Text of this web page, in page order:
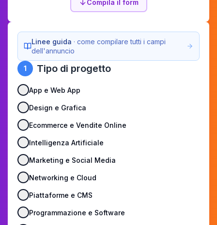
Compila il form
Linee guida · come compilare tutti i campi
dell'annuncio
1 Tipo di progetto
App e Web App
Design e Grafica
Ecommerce e Vendite Online
Intelligenza Artificiale
Marketing e Social Media
Networking e Cloud
Piattaforme e CMS
Programmazione e Software